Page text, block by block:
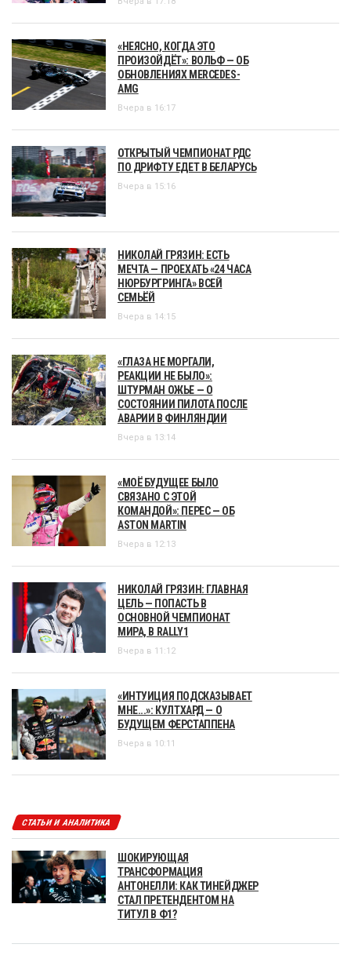
«НЕЯСНО, КОГДА ЭТО
ПРОИЗОЙДЁТ»: ВОЛЬФ — ОБ
ОБНОВЛЕНИЯХ MERCEDES-
AMG
Вчера в 16:17
ОТКРЫТЫЙ ЧЕМПИОНАТ РДС
ПО ДРИФТУ ЕДЕТ В БЕЛАРУСЬ
Вчера в 15:16
НИКОЛАЙ ГРЯЗИН: ЕСТЬ
МЕЧТА — ПРОЕХАТЬ «24 ЧАСА
НЮРБУРГРИНГА» ВСЕЙ
СЕМЬЁЙ
Вчера в 14:15
«ГЛАЗА НЕ МОРГАЛИ,
РЕАКЦИИ НЕ БЫЛО»:
ШТУРМАН ОЖЬЕ — О
СОСТОЯНИИ ПИЛОТА ПОСЛЕ
АВАРИИ В ФИНЛЯНДИИ
Вчера в 13:14
«МОЁ БУДУЩЕЕ БЫЛО
СВЯЗАНО С ЭТОЙ
КОМАНДОЙ»: ПЕРЕС — ОБ
ASTON MARTIN
Вчера в 12:13
НИКОЛАЙ ГРЯЗИН: ГЛАВНАЯ
ЦЕЛЬ — ПОПАСТЬ В
ОСНОВНОЙ ЧЕМПИОНАТ
МИРА, В RALLY1
Вчера в 11:12
«ИНТУИЦИЯ ПОДСКАЗЫВАЕТ
МНЕ...»: КУЛТХАРД — О
БУДУЩЕМ ФЕРСТАППЕНА
Вчера в 10:11
СТАТЬИ И АНАЛИТИКА
ШОКИРУЮЩАЯ
ТРАНСФОРМАЦИЯ
АНТОНЕЛЛИ: КАК ТИНЕЙДЖЕР
СТАЛ ПРЕТЕНДЕНТОМ НА
ТИТУЛ В Ф1?